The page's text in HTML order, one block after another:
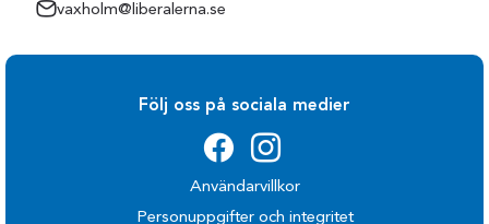
vaxholm@liberalerna.se
Följ oss på sociala medier
Användarvillkor
Personuppgifter och integritet